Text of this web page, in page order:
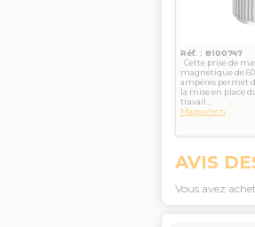
Réf. : 8100747
Cette prise de
magnétique de
ampères permet
la mise en place
travail...
Magswitch
AVIS
Vous avez